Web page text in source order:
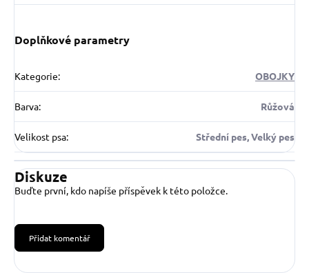
Doplňkové parametry
Kategorie: OBOJKY
Barva: Růžová
Velikost psa: Střední pes, Velký pes
Diskuze
Buďte první, kdo napíše příspěvek k této položce.
Přidat komentář